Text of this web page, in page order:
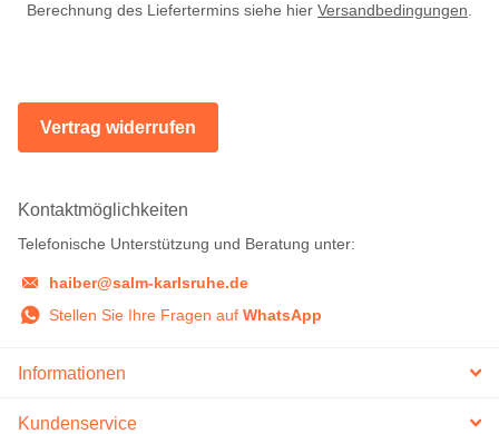
Berechnung des Liefertermins siehe hier Versandbedingungen.
Vertrag widerrufen
Kontaktmöglichkeiten
Telefonische Unterstützung und Beratung unter:
haiber@salm-karlsruhe.de
Stellen Sie Ihre Fragen auf WhatsApp
Informationen
Kundenservice